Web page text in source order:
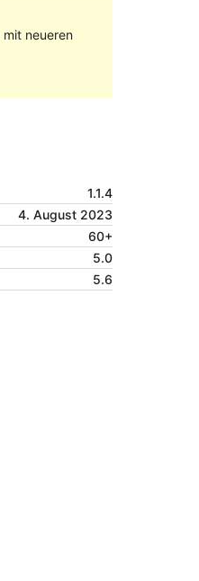
neueren
1.1.4
4. August 2023
60+
5.0
5.6